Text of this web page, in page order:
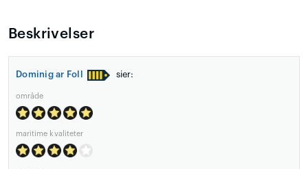
Beskrivelser
Dominig ar Foll sier:
område
maritime kvaliteter